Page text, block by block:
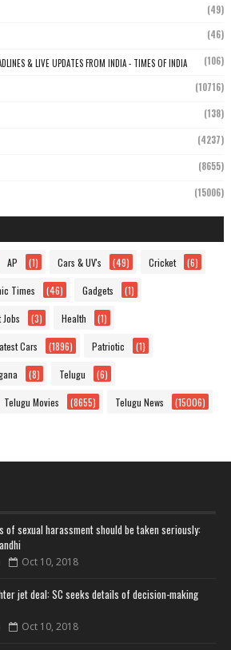
(49)
(46)
& LIVE UPDATES FROM INDIA - TIMES OF INDIA (106)
(10716)
(138)
(4237)
(8655)
(15006)
AP (1) Cars & UV's (49) Cricket (6)
Times (46) Gadgets (1)
Jobs (3) Health (1)
Cars (1896) Patriotic (1)
(8) Telugu (6)
Telugu Movies (8655) Telugu News (15006)
of sexual harassment should be taken seriously:
Oct 10, 2018
jet deal: SC seeks details of decision-making
Oct 10, 2018